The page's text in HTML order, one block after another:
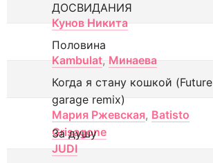
ДОСВИДАНИЯ
Кунов Никита
Половина
Kambulat, Минаева
Когда я стану кошкой (Future
garage remix)
Мария Ржевская, Batisto
Grisagone
За душу
JUDI